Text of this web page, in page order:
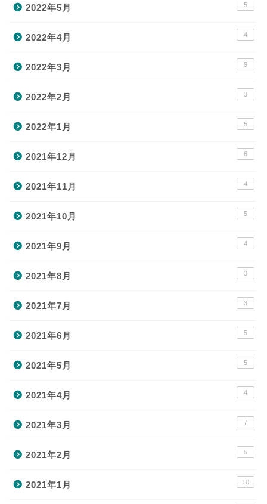
2022年5月 5
2022年4月 4
2022年3月 9
2022年2月 3
2022年1月 5
2021年12月 6
2021年11月 4
2021年10月 5
2021年9月 4
2021年8月 3
2021年7月 3
2021年6月 5
2021年5月 5
2021年4月 4
2021年3月 7
2021年2月 5
2021年1月 10